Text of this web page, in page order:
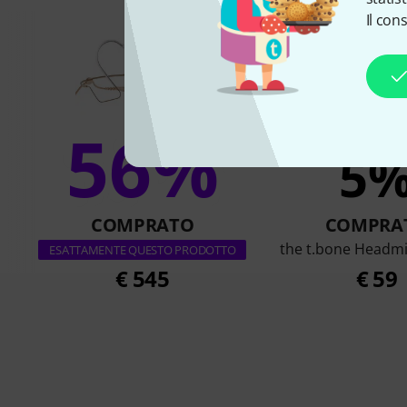
Il
56%
COMPRATO
ESATTAMENTE QUESTO PRODOTTO
€ 545
the t.bone
€ 59